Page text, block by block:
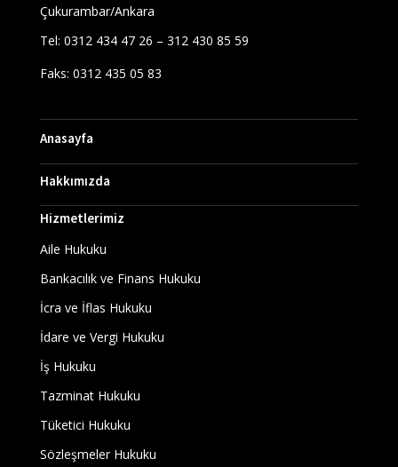
Çukurambar/Ankara
Tel: 0312 434 47 26 – 312 430 85 59
Faks: 0312 435 05 83
Anasayfa
Hakkımızda
Hizmetlerimiz
Aile Hukuku
Bankacılık ve Finans Hukuku
İcra ve İflas Hukuku
İdare ve Vergi Hukuku
İş Hukuku
Tazminat Hukuku
Tüketici Hukuku
Sözleşmeler Hukuku